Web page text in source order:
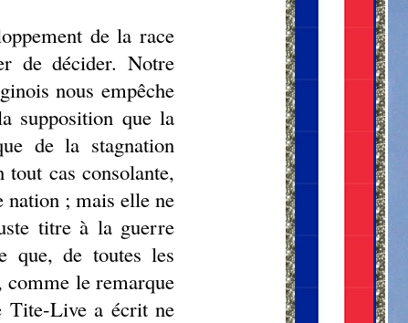
de la race
de décider. Notre
nous empêche
supposition que la
de la stagnation
cas consolante,
nation ; mais elle ne
titre à la guerre
que, de toutes les
comme le remarque
Tite-Live a écrit ne